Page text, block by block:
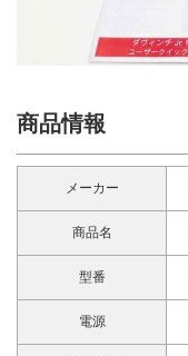
商品情報
メーカー
商品名
型番
電源